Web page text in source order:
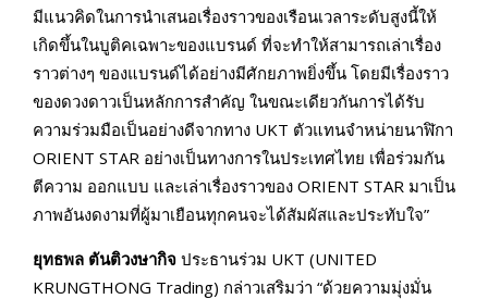
มีแนวคิดในการนำเสนอเรื่องราวของเรือนเวลาระดับสูงนี้ให้
เกิดขึ้นในบูติคเฉพาะของแบรนด์ ที่จะทำให้สามารถเล่าเรื่อง
ราวต่างๆ ของแบรนด์ได้อย่างมีศักยภาพยิ่งขึ้น โดยมีเรื่องราว
ของดวงดาวเป็นหลักการสำคัญ ในขณะเดียวกันการได้รับ
ความร่วมมือเป็นอย่างดีจากทาง UKT ตัวแทนจำหน่ายนาฬิกา
ORIENT STAR อย่างเป็นทางการในประเทศไทย เพื่อร่วมกัน
ตีความ ออกแบบ และเล่าเรื่องราวของ ORIENT STAR มาเป็น
ภาพอันงดงามที่ผู้มาเยือนทุกคนจะได้สัมผัสและประทับใจ”
ยุทธพล ตันติวงษากิจ ประธานร่วม UKT (UNITED
KRUNGTHONG Trading) กล่าวเสริมว่า “ด้วยความมุ่งมั่น